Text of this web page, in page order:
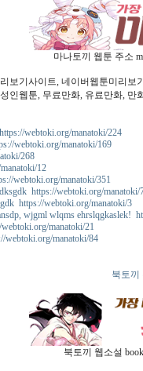
마나토끼 웹툰 주소
보기사이트, 네이버웹툰미리
인웹툰, 무료만화, 유료만화,
webtoki.org/manatoki/224
webtoki.org/manatoki/169
268
12
webtoki.org/manatoki/351
https://webtoki.org/manatoki/
https://webtoki.org/manatoki/3
wjgml wlqms ehrslqgkaslek!
manatoki/21
webtoki.org/manatoki/84
북토끼
북토끼 웹소설